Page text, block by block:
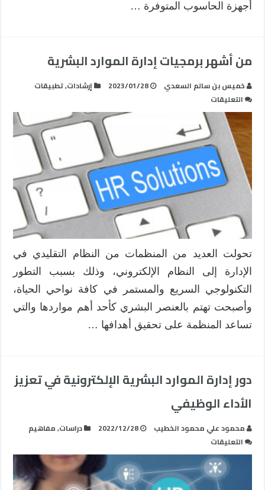
أجهزة الحاسوب المتوفرة …
من أشهر برمجيات إدارة الموارد البشرية
خميس بن سالم السعدي 2023/01/28 إرشادات,تطبيقات
التعليقات
من
أشهر
برمجيات
إدارة
الموارد
البشرية
مغلقة
تحولت العديد من المنظمات من النظام التقليدي في
الإدارة إلى النظام الإلكتروني، وذلك بسبب التطور
التكنولوجي السريع والمستمر في كافة نواحي الحياة،
وأصبحت تهتم بالعنصر البشري كأحد أهم مواردها والتي
تساعد المنظمة على تحقيق أهدافها …
دور إدارة الموارد البشرية الإلكترونية في تعزيز
الأداء الوظيفي
محمود علي محمود الخطيب 2022/12/28 دراسات,مفاهيم
التعليقات
دور
إدارة
الموارد